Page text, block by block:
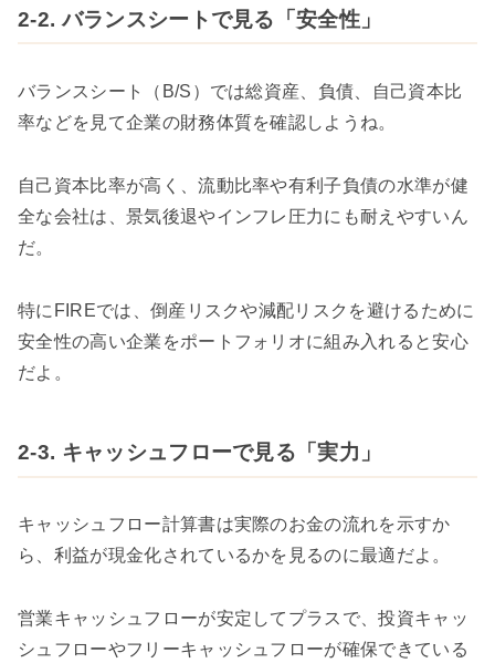
2-2. バランスシートで見る「安全性」
バランスシート（B/S）では総資産、負債、自己資本比
率などを見て企業の財務体質を確認しようね。
自己資本比率が高く、流動比率や有利子負債の水準が健
全な会社は、景気後退やインフレ圧力にも耐えやすいん
だ。
特にFIREでは、倒産リスクや減配リスクを避けるために
安全性の高い企業をポートフォリオに組み入れると安心
だよ。
2-3. キャッシュフローで見る「実力」
キャッシュフロー計算書は実際のお金の流れを示すか
ら、利益が現金化されているかを見るのに最適だよ。
営業キャッシュフローが安定してプラスで、投資キャッ
シュフローやフリーキャッシュフローが確保できている